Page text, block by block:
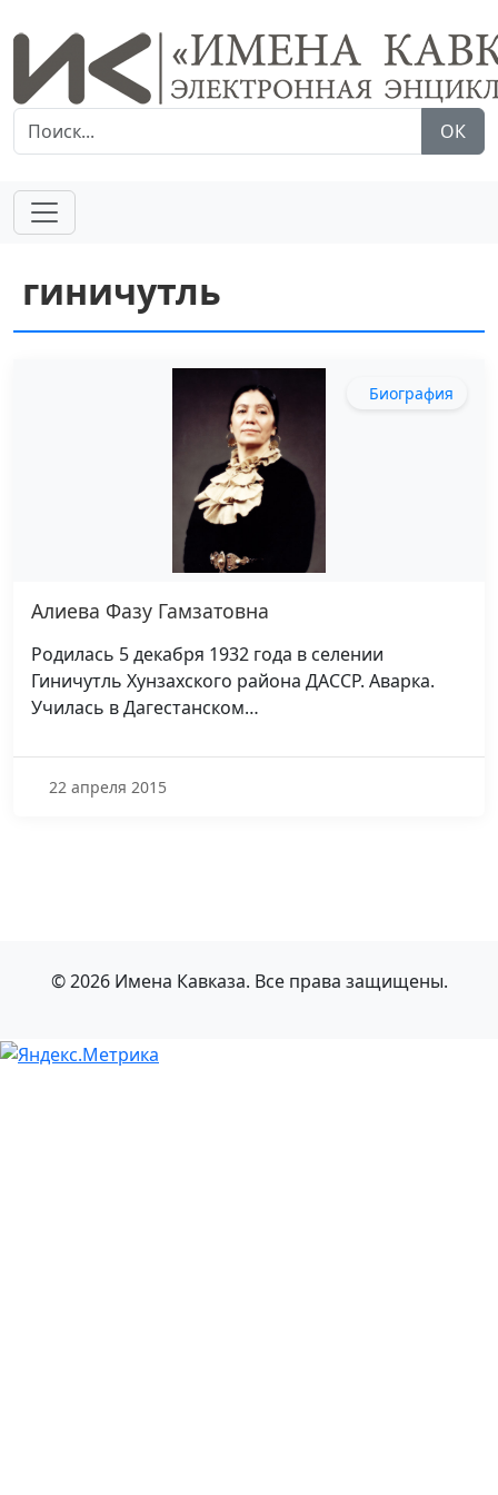
ОК
гиничутль
Биография
Алиева Фазу Гамзатовна
Родилась 5 декабря 1932 года в селении
Гиничутль Хунзахского района ДАССР. Аварка.
Училась в Дагестанском…
22 апреля 2015
© 2026 Имена Кавказа. Все права защищены.